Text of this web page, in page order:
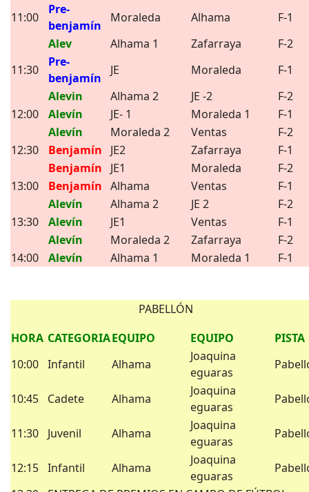
11:00
Pre-
benjamín
Moraleda Alhama
F-1
Alev
Alhama 1 Zafarraya
F-2
11:30
Pre-
benjamín
JE Moraleda
F-1
Alevin
Alhama 2 JE -2
F-2
12:00
Alevín JE- 1 Moraleda 1
F-1
Alevín
Moraleda 2 Ventas
F-2
12:30
Benjamín JE2 Zafarraya
F-1
Benjamín
JE1 Moraleda
F-2
13:00
Benjamín Alhama Ventas
F-1
Alevín
Alhama 2 JE 2
F-2
13:30
Alevín JE1 Ventas
F-1
Alevín
Moraleda 2 Zafarraya
F-2
14:00
Alevín Alhama 1 Moraleda 1 F-1
PABELLÓN
HORA CATEGORIAEQUIPO EQUIPO
PISTA
10:00 Infantil Alhama
Joaquina
eguaras
10:45 Cadete Alhama
Joaquina
eguaras
11:30 Juvenil Alhama
Joaquina
eguaras
12:15 Infantil Alhama
Joaquina
eguaras